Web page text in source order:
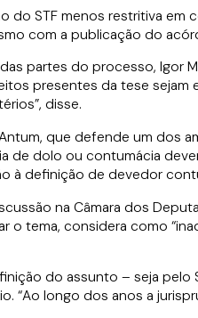
do STF menos restritiva
com a publicação do
partes do processo, Igor
presentes da tese sejam
disse.
que defende um dos
de dolo ou contumácia
à definição de devedor
na Câmara dos
o tema, considera como
do assunto – seja
“Ao longo dos anos a